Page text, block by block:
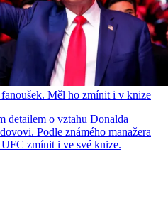
Měl ho zmínit i v knize
detailem o vztahu Donalda
Podle známého manažera
zmínit i ve své knize.